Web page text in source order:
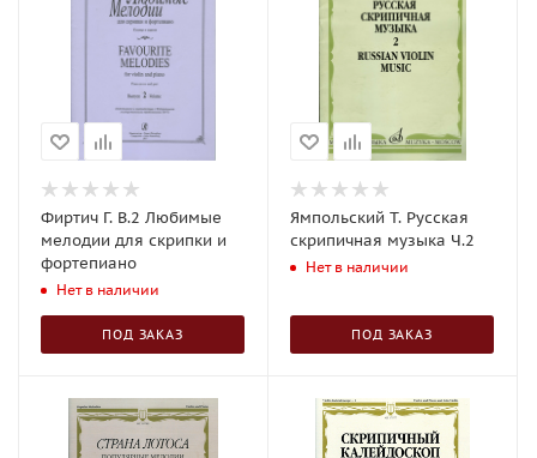
Фиртич Г. В.2 Любимые
мелодии для скрипки и
фортепиано
Нет в наличии
ПОД ЗАКАЗ
Ямпольский Т. Русская
скрипичная музыка Ч.2
Нет в наличии
ПОД ЗАКАЗ